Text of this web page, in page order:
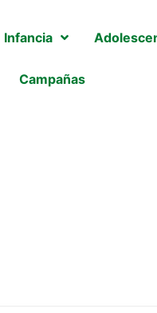
Infancia
Campañas